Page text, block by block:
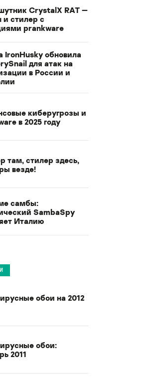
CrystalX RAT —
стилер с
prankware
IronHusky обновила
для атак на
в России и
киберугрозы и
в 2025 году
там, стилер здесь,
везде!
самбы:
SambaSpy
Италию
обои на 2012
обои:
2011